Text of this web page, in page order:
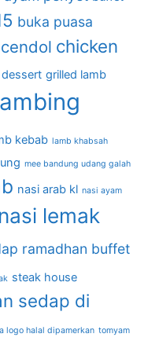
buka puasa
cendol chicken
dessert grilled lamb
kebab lamb khabsah
mee bandung udang galah
nasi arab kl nasi ayam
nasi lemak
ramadhan buffet
steak house
sedap di
logo halal dipamerkan tomyam